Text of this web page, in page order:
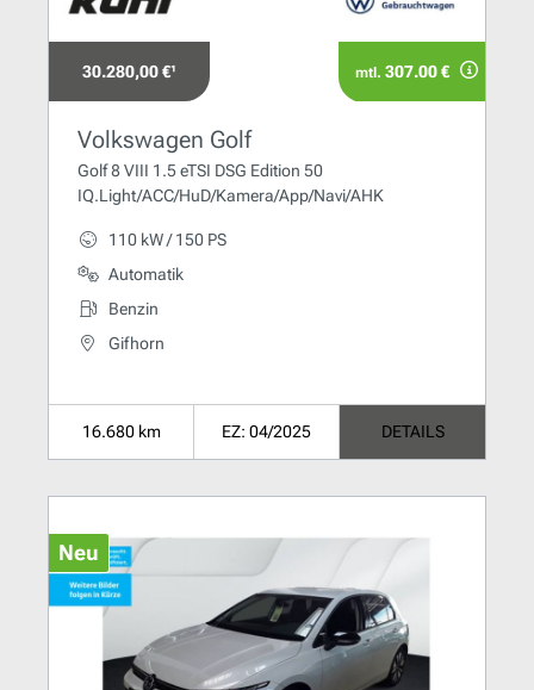
30.280,00 €¹ mtl. 307.00 €
Volkswagen Golf
Golf 8 VIII 1.5 eTSI DSG Edition 50
IQ.Light/ACC/HuD/Kamera/App/Navi/AHK
110 kW / 150 PS
Automatik
Benzin
Gifhorn
16.680 km EZ: 04/2025 DETAILS
Neu